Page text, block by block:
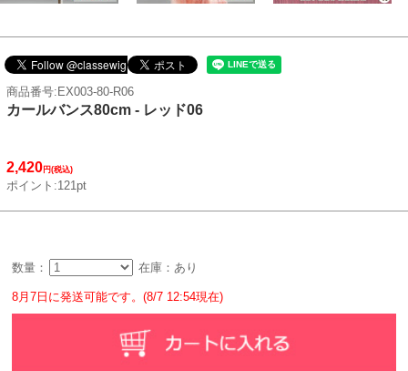
商品番号:EX003-80-R06
カールバンス80cm - レッド06
2,420円(税込)
ポイント:121pt
数量： 在庫：あり
8月7日に発送可能です。(8/7 12:54現在)